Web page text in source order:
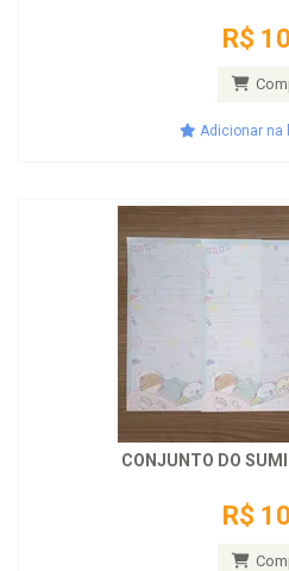
R$
Adicionar na
CONJUNTO
R$